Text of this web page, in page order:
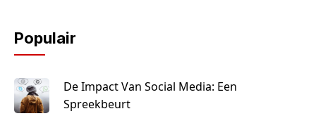
Populair
De Impact Van Social Media: Een
Spreekbeurt